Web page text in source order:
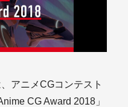
アニメCGコンテスト
CG Award 2018」